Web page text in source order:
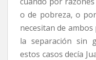
o de pobreza, o
necesitan de
la separación sin
estos casos decía